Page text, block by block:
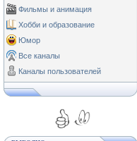
Фильмы и анимация
Хобби и образование
Юмор
Все каналы
Каналы пользователей